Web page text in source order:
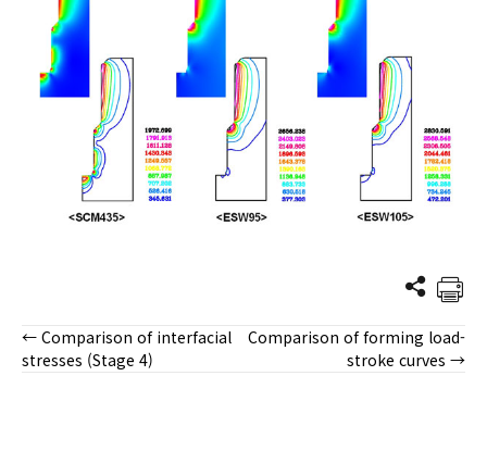
Posts
← Comparison of interfacial
stresses (Stage 4)
Comparison of forming load-
stroke curves →